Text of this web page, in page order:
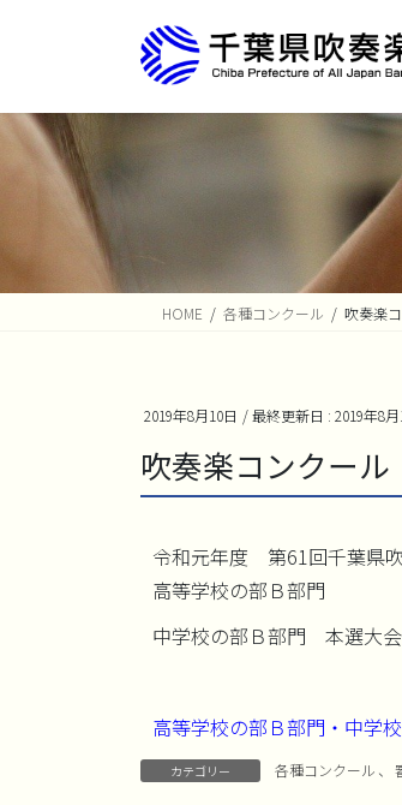
ツ
シ
移
HOME 各種コンクール 吹奏楽
2019年8月10日 / 最終更新日 : 2019年8月
吹奏楽コンク
令和元年度 第61回千葉県
高等学校の部Ｂ部門
中学校の部Ｂ部門 本選大会
高等学校の部Ｂ部門・中学
カテゴリー 各種コンクール 、